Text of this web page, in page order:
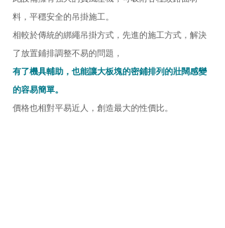
料，平穩安全的吊掛施工。
相較於傳統的綁繩吊掛方式，先進的施工方式，解決
了放置鋪排調整不易的問題，
有了機具輔助，也能讓大板塊的密鋪排列的壯闊感變
的容易簡單。
價格也相對平易近人，創造最大的性價比。